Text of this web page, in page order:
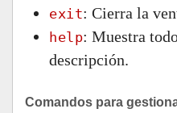
exit: Cierra la
help: Muestra
descripción.
Comandos para